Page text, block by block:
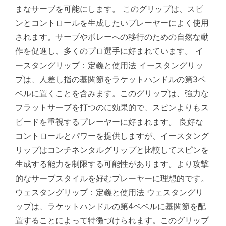
まなサーブを可能にします。 このグリップは、スピ
ンとコントロールを生成したいプレーヤーによく使用
されます。サーブやボレーへの移行のための自然な動
作を促進し、多くのプロ選手に好まれています。 イ
ースタングリップ：定義と使用法 イースタングリッ
プは、人差し指の基関節をラケットハンドルの第3ベ
ベルに置くことを含みます。このグリップは、強力な
フラットサーブを打つのに効果的で、スピンよりもス
ピードを重視するプレーヤーに好まれます。 良好な
コントロールとパワーを提供しますが、イースタング
リップはコンチネンタルグリップと比較してスピンを
生成する能力を制限する可能性があります。より攻撃
的なサーブスタイルを好むプレーヤーに理想的です。
ウェスタングリップ：定義と使用法 ウェスタングリ
ップは、ラケットハンドルの第4ベベルに基関節を配
置することによって特徴づけられます。このグリップ